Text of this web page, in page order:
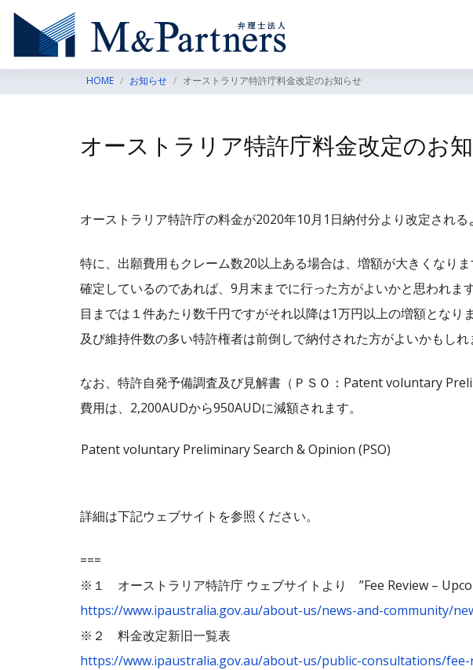
HOME お知らせ オーストラリア特許庁料金改定のお知らせ
オーストラリア特許庁料金改定のお
オーストラリア特許庁の料金が2020年10月1日納付分より改定される
特に、出願費用もクレーム数20以上ある場合は、増額が大きくなり
確定しているのであれば、9月末までに行った方がよいかと思われま
目までは１件あたり数千円ですがそれ以降は1万円以上の増額となり
及び維持件数の多い特許権者は前倒しで納付された方がよいかもしれ
なお、特許自発予備調査及び見解書（ＰＳＯ：Patent voluntary
費用は、2,200AUDから950AUDに減額されます。
Patent voluntary Preliminary Search & Opinion (PSO)
詳細は下記ウェブサイトを参照ください。
===
※１ オーストラリア特許庁 ウェブサイトより ”Fee Review –
https://www.ipaustralia.gov.au/about-us/news-and-community/
※２ 料金改定新旧一覧表
https://www.ipaustralia.gov.au/about-us/public-consultations/fee-